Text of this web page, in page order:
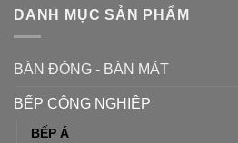
DANH MỤC SẢN PHẨM
BÀN ĐÔNG - BÀN MÁT
BẾP CÔNG NGHIỆP
BẾP Á